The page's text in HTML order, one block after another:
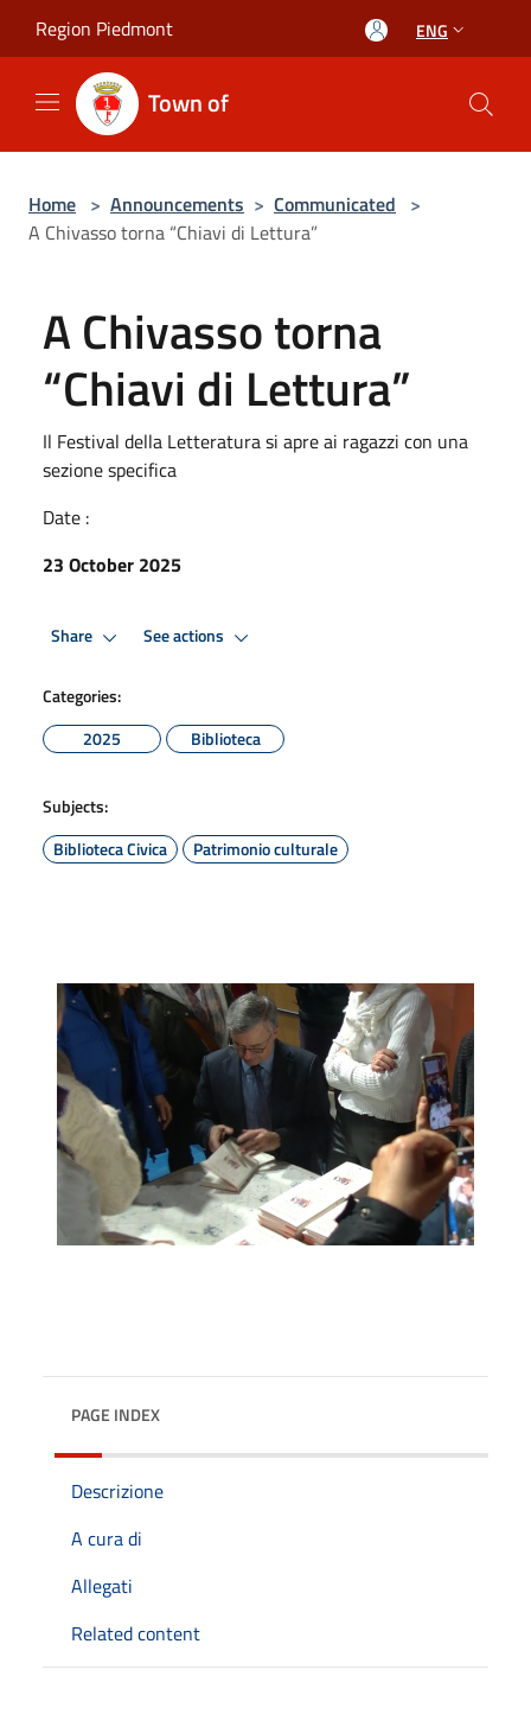
Region Piedmont ENG
Town of
Home > Announcements > Communicated >
A Chivasso torna “Chiavi di Lettura”
A Chivasso torna
“Chiavi di Lettura”
Il Festival della Letteratura si apre ai ragazzi con una
sezione specifica
Date :
23 October 2025
Share See actions
Categories:
2025
Biblioteca
Subjects:
Biblioteca Civica
Patrimonio culturale
PAGE INDEX
Descrizione
A cura di
Allegati
Related content